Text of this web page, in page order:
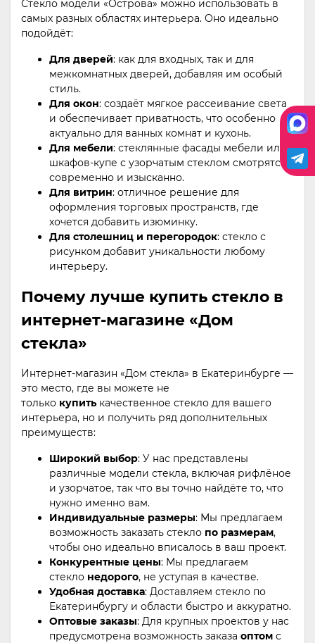
Стекло модели «Острова» можно использовать в
самых разных областях интерьера. Оно идеально
подойдёт:
Для дверей: как для входных, так и для
межкомнатных дверей, добавляя им особый
стиль.
Для окон: создаёт мягкое рассеивание света
и обеспечивает приватность, что особенно
актуально для ванных комнат и кухонь.
Для мебели: стеклянные фасады мебели или
шкафов-купе с узорчатым стеклом смотрятся
современно и изысканно.
Для витрин: отличное решение для
оформления торговых пространств, где
хочется добавить изюминку.
Для столешниц и перегородок: стекло с
рисунком добавит уникальности любому
интерьеру.
Почему лучше купить стекло в
интернет-магазине «Дом
стекла»
Интернет-магазин «Дом стекла» в Екатеринбурге —
это место, где вы можете не
только купить качественное стекло для вашего
интерьера, но и получить ряд дополнительных
преимуществ:
Широкий выбор: У нас представлены
различные модели стекла, включая рифлёное
и узорчатое, так что вы точно найдёте то, что
нужно именно вам.
Индивидуальные размеры: Мы предлагаем
возможность заказать стекло по размерам,
чтобы оно идеально вписалось в ваш проект.
Конкурентные цены: Мы предлагаем
стекло недорого, не уступая в качестве.
Удобная доставка: Доставляем стекло по
Екатеринбургу и области быстро и аккуратно.
Оптовые заказы: Для крупных проектов у нас
предусмотрена возможность заказа оптом с